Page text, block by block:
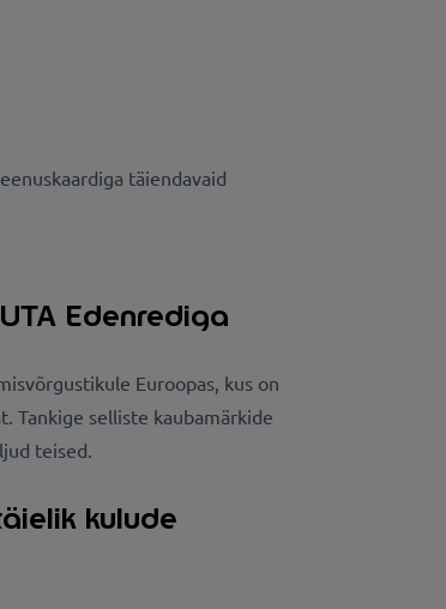
täiendavaid
Edenrediga
Euroopas, kus on
. Tankige selliste kaubamärkide
teised.
kulude